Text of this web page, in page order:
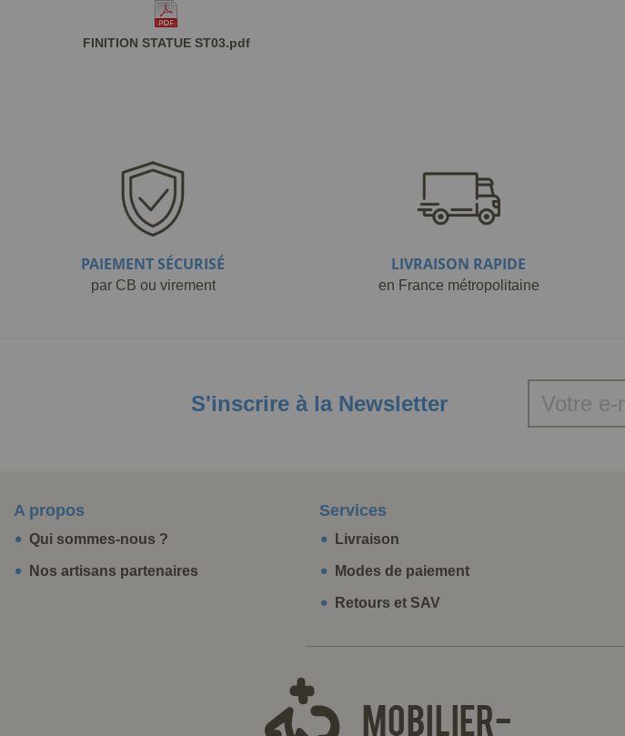
FINITION STATUE ST03.pdf
PAIEMENT SÉCURISÉ
par CB ou virement
LIVRAISON RAPIDE
en France métropolitaine
S'inscrire à la Newsletter
A propos
Qui sommes-nous ?
Nos artisans partenaires
Services
Livraison
Modes de paiement
Retours et SAV